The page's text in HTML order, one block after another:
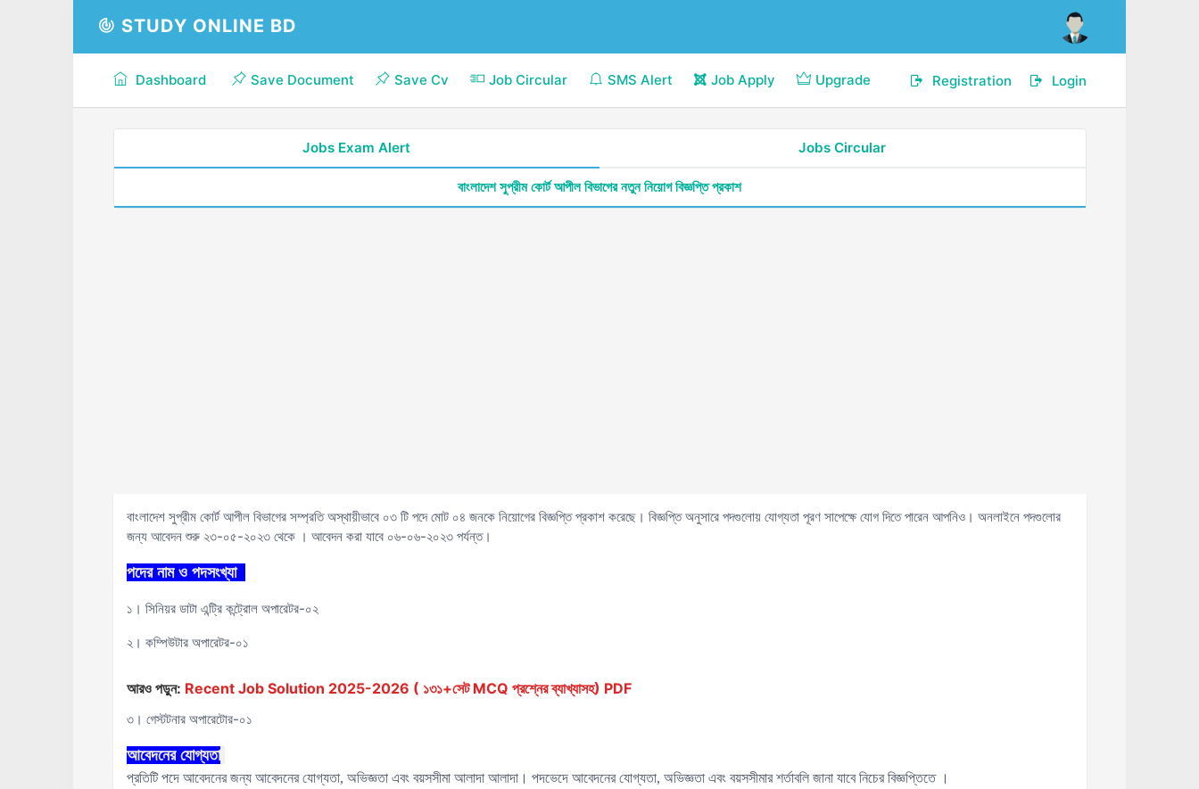
STUDY ONLINE BD
Dashboard Save Document Save Cv Job Circular SMS Alert Job Apply Upgrade Login
Registration
Jobs Exam Alert Jobs Circular
বাংলাদেশ সুপ্রীম কোর্ট আপীল বিভাগের নতুন নিয়োগ বিজ্ঞপ্তি প্রকাশ
বাংলাদেশ সুপ্রীম কোর্ট আপীল বিভাগের সম্প্রতি অস্থায়ীভাবে ০৩ টি পদে মোট ০৪ জনকে নিয়োগের বিজ্ঞপ্তি প্রকাশ করেছে। বিজ্ঞপ্তি অনুসারে পদগুলোয় যোগ্যতা পূরণ সাপেক্ষে যোগ দিতে পারেন আপনিও। অনলাইনে পদগুলোর
জন্য আবেদন শুরু ২৩-০৫-২০২৩ থেকে । আবেদন করা যাবে ০৬-০৬-২০২৩ পর্যন্ত।
পদের নাম ও পদসংখ্যা
১। সিনিয়র ডাটা এন্ট্রি কন্ট্রোল অপারেটর-০২
২। কম্পিউটার অপারেটর-০১
আরও পড়ুন: Recent Job Solution 2025-2026 ( ১৩১+সেট MCQ প্রশ্নের ব্যাখ্যাসহ) PDF
৩। গেস্টটনার অপারেটোর-০১
আবেদনের যোগ্যতা
প্রতিটি পদে আবেদনের জন্য আবেদনের যোগ্যতা, অভিজ্ঞতা এবং বয়সসীমা আলাদা আলাদা। পদভেদে আবেদনের যোগ্যতা, অভিজ্ঞতা এবং বয়সসীমার শর্তাবলি জানা যাবে নিচের বিজ্ঞপ্তিতে ।